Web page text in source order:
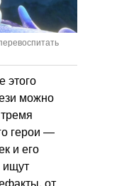
этого
можно
герои —
и его
ищут
от